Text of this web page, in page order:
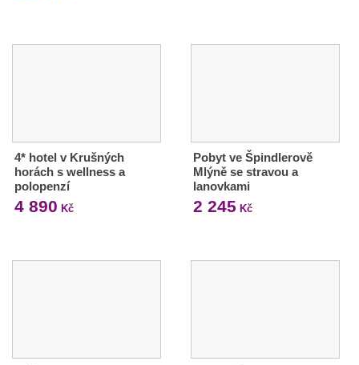
4* hotel v Krušných
horách s wellness a
polopenzí
4 890 Kč
Pobyt ve Špindlerově
Mlýně se stravou a
lanovkami
2 245 Kč